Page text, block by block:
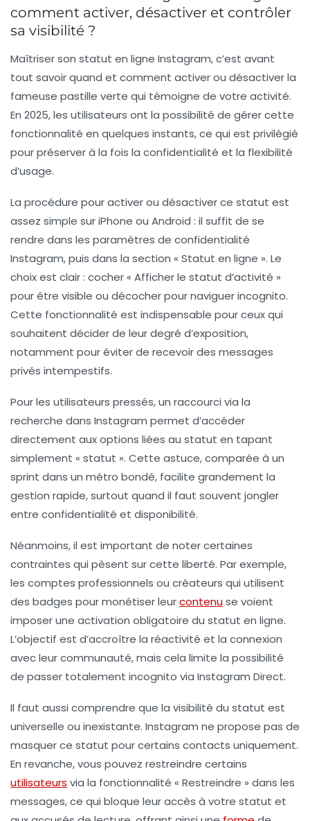
comment activer, désactiver et contrôler
sa visibilité ?
Maîtriser son statut en ligne Instagram, c’est avant
tout savoir quand et comment activer ou désactiver la
fameuse pastille verte qui témoigne de votre activité.
En 2025, les utilisateurs ont la possibilité de gérer cette
fonctionnalité en quelques instants, ce qui est privilégié
pour préserver à la fois la confidentialité et la flexibilité
d’usage.
La procédure pour activer ou désactiver ce statut est
assez simple sur iPhone ou Android : il suffit de se
rendre dans les paramètres de confidentialité
Instagram, puis dans la section « Statut en ligne ». Le
choix est clair : cocher « Afficher le statut d’activité »
pour être visible ou décocher pour naviguer incognito.
Cette fonctionnalité est indispensable pour ceux qui
souhaitent décider de leur degré d’exposition,
notamment pour éviter de recevoir des messages
privés intempestifs.
Pour les utilisateurs pressés, un raccourci via la
recherche dans Instagram permet d’accéder
directement aux options liées au statut en tapant
simplement « statut ». Cette astuce, comparée à un
sprint dans un métro bondé, facilite grandement la
gestion rapide, surtout quand il faut souvent jongler
entre confidentialité et disponibilité.
Néanmoins, il est important de noter certaines
contraintes qui pèsent sur cette liberté. Par exemple,
les comptes professionnels ou créateurs qui utilisent
des badges pour monétiser leurcontenuse voient
imposer une activation obligatoire du statut en ligne.
L’objectif est d’accroître la réactivité et la connexion
avec leur communauté, mais cela limite la possibilité
de passer totalement incognito via Instagram Direct.
Il faut aussi comprendre que la visibilité du statut est
universelle ou inexistante. Instagram ne propose pas de
masquer ce statut pour certains contacts uniquement.
En revanche, vous pouvez restreindre certains
utilisateurs via la fonctionnalité « Restreindre » dans les
messages, ce qui bloque leur accès à votre statut et